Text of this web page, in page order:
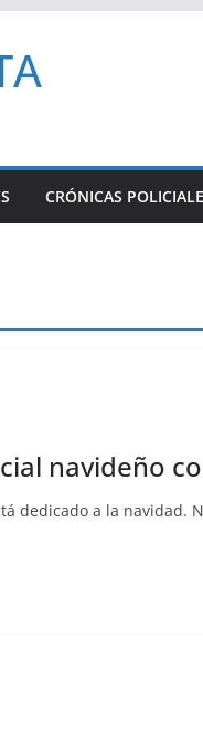
CRÓNICAS
navideño
dedicado a la navidad.